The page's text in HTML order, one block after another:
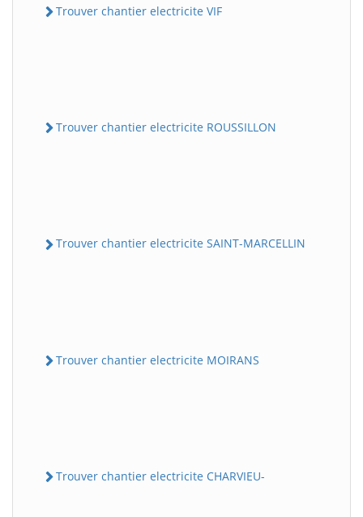
Trouver chantier electricite VIF
Trouver chantier electricite ROUSSILLON
Trouver chantier electricite SAINT-MARCELLIN
Trouver chantier electricite MOIRANS
Trouver chantier electricite CHARVIEU-